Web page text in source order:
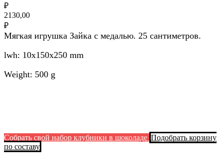
₽
2130,00
₽
Мягкая игрушка Зайка с медалью. 25 сантиметров.
lwh: 10x150x250 mm
Weight: 500 g
Собрать свой набор клубники в шоколаде Подобрать корзину
по составу